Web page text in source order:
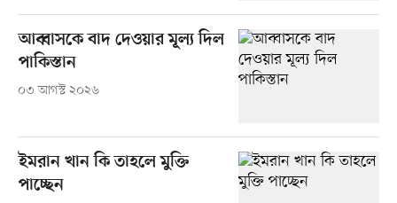
আব্বাসকে বাদ দেওয়ার মূল্য দিল
পাকিস্তান
০৩ আগস্ট ২০২৬
ইমরান খান কি তাহলে মুক্তি
পাচ্ছেন